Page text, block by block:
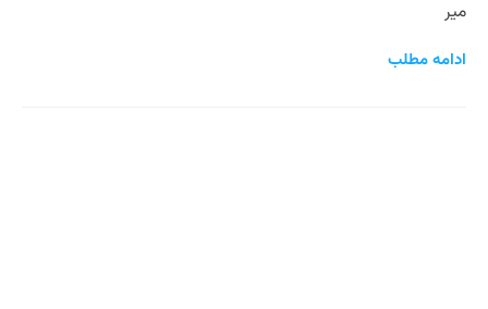
میر
ادامه مطلب